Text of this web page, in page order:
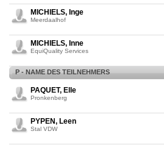
MICHIELS, Inge
Meerdaalhof
MICHIELS, Inne
EquiQuality Services
P - NAME DES TEILNEHMERS
PAQUET, Elle
Pronkenberg
PYPEN, Leen
Stal VDW